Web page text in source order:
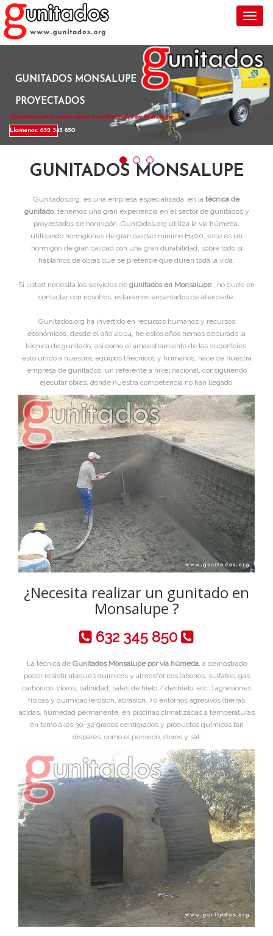
GUNITADOS MONSALUPE
PROYECTADOS
Gunitamos para particulares y profesionales en Monsalupe .
Llamenos: 632 345 850
GUNITADOS MONSALUPE
Gunitados.org, es una empresa especializada, en la técnica de
gunitado, tenemos una gran experiencia en el sector de gunitados y
proyectados de hormigón. Gunitados.org utiliza la vía húmeda,
utilizando hormgiones de gran calidad mínimo H400, este es un
hormigón de gran calidad con una gran durabilidad, sobre todo si
hablamos de obras que se pretende que duren toda la vida.
Si usted necesita los servicios de gunitados en Monsalupe , no dude en
contactar con nosotros, estaremos encantados de atenderle.
Gunitados.org ha invertido en recursos humanos y recursos
económicos, desde el año 2004, he estos años hemos depurado la
técnica de gunitado, asi como el amaestramiento de las superficies,
esto unido a nuestros equipos tñecnicos y humanos, hace de nuestra
empresa de gunitados, un referente a nivel nacional, consiguiendo
ejecutar obras, donde nuestra competencia no han llegado.
¿Necesita realizar un gunitado en
Monsalupe ?
632 345 850
La técnica de Gunitados Monsalupe por vía húmeda, a demostrado
poder resistir ataques químicos y atmosféricos (abonos, sulfatos, gas
carbónico, cloros, salinidad, sales de hielo / deshielo, etc…) agresiones
físicas y químicas (erosión, abrasión…) o entornos agresivos (tierras
ácidas, humedad permanente, en piscinas climatizadas a temperaturas
en torno a los 30-32 grados centigrados y productos químicos tan
dispares, como el peroxido, cloros y sal.